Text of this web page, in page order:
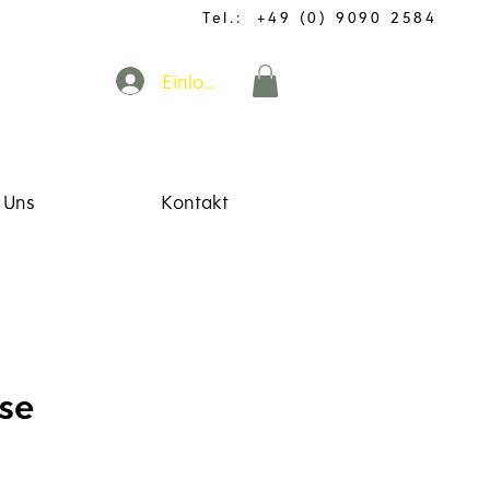
Tel.: +49 (0) 9090 2584
Einloggen
Kontakt